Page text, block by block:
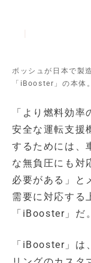
ボッシュが日本で製
「iBooster」の本体。
「より燃料効
安全な運転支援
するためには、
な無負圧にも対
必要がある」
需要に対応する
「iBooster」だ。
「iBooster」は